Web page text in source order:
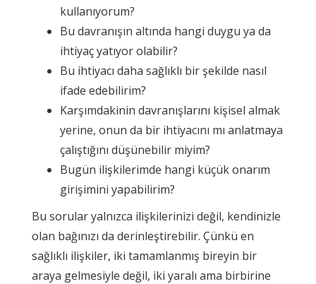
kullanıyorum?
Bu davranışın altında hangi duygu ya da
ihtiyaç yatıyor olabilir?
Bu ihtiyacı daha sağlıklı bir şekilde nasıl
ifade edebilirim?
Karşımdakinin davranışlarını kişisel almak
yerine, onun da bir ihtiyacını mı anlatmaya
çalıştığını düşünebilir miyim?
Bugün ilişkilerimde hangi küçük onarım
girişimini yapabilirim?
Bu sorular yalnızca ilişkilerinizi değil, kendinizle
olan bağınızı da derinleştirebilir. Çünkü en
sağlıklı ilişkiler, iki tamamlanmış bireyin bir
araya gelmesiyle değil, iki yaralı ama birbirine